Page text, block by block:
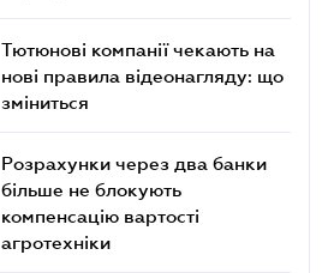
Тютюнові компанії чекають на
нові правила відеонагляду: що
зміниться
Розрахунки через два банки
більше не блокують
компенсацію вартості
агротехніки